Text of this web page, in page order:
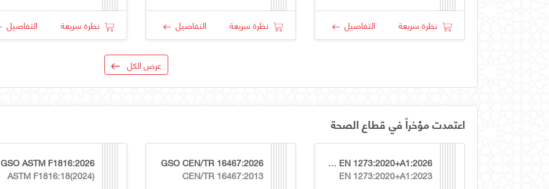
نظرة سريعة التفاصيل نظرة سريعة التفاصيل نظرة سريعة التفاصيل
عرض الكل
اعتمدت مؤخراً في قطاع الصحة
GSO EN 1273:2020+A1:2026
EN 1273:2020+A1:2023
GSO CEN/TR 16467:2026
CEN/TR 16467:2013
GSO ASTM F1816:2026
ASTM F1816:18(2024)